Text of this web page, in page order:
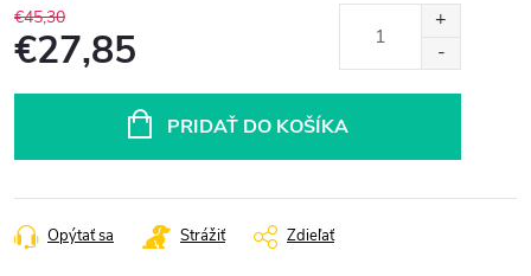
€45,30
€27,85
PRIDAŤ DO KOŠÍKA
Opýtať sa Strážiť Zdieľať